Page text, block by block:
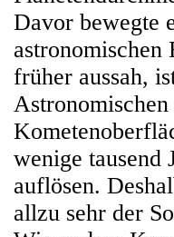
Davor bewegte
früher aussah,
wenige tausend
auflösen.
allzu sehr der